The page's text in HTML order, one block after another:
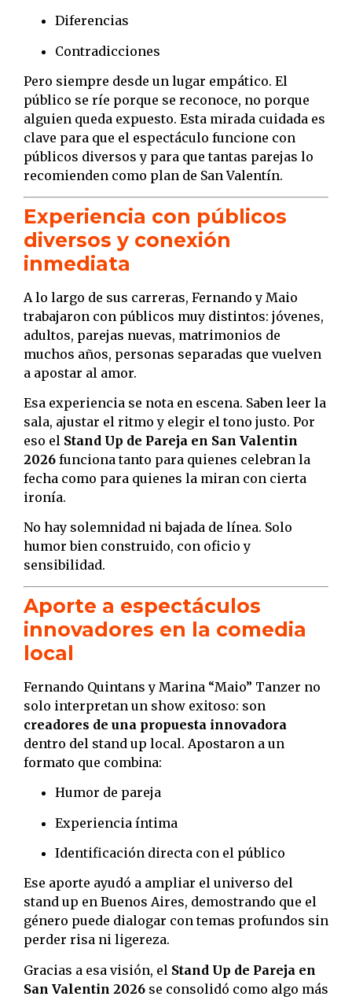
Diferencias
Contradicciones
Pero siempre desde un lugar empático. El
público se ríe porque se reconoce, no porque
alguien queda expuesto. Esta mirada cuidada es
clave para que el espectáculo funcione con
públicos diversos y para que tantas parejas lo
recomienden como plan de San Valentín.
Experiencia con públicos
diversos y conexión
inmediata
A lo largo de sus carreras, Fernando y Maio
trabajaron con públicos muy distintos: jóvenes,
adultos, parejas nuevas, matrimonios de
muchos años, personas separadas que vuelven
a apostar al amor.
Esa experiencia se nota en escena. Saben leer la
sala, ajustar el ritmo y elegir el tono justo. Por
eso el Stand Up de Pareja en San Valentin
2026 funciona tanto para quienes celebran la
fecha como para quienes la miran con cierta
ironía.
No hay solemnidad ni bajada de línea. Solo
humor bien construido, con oficio y
sensibilidad.
Aporte a espectáculos
innovadores en la comedia
local
Fernando Quintans y Marina “Maio” Tanzer no
solo interpretan un show exitoso: son
creadores de una propuesta innovadora
dentro del stand up local. Apostaron a un
formato que combina:
Humor de pareja
Experiencia íntima
Identificación directa con el público
Ese aporte ayudó a ampliar el universo del
stand up en Buenos Aires, demostrando que el
género puede dialogar con temas profundos sin
perder risa ni ligereza.
Gracias a esa visión, el Stand Up de Pareja en
San Valentin 2026 se consolidó como algo más